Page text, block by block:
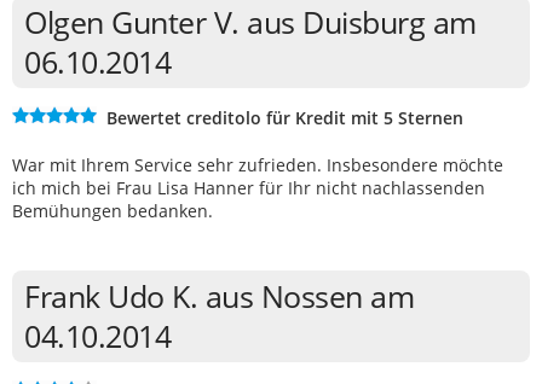
Olgen Gunter V. aus Duisburg am
06.10.2014
Bewertet creditolo für Kredit mit 5 Sternen
War mit Ihrem Service sehr zufrieden. Insbesondere möchte
ich mich bei Frau Lisa Hanner für Ihr nicht nachlassenden
Bemühungen bedanken.
Frank Udo K. aus Nossen am
04.10.2014